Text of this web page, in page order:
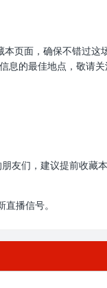
页面，确保不错过这
息的最佳地点，敬请关
友们，建议提前收藏
播信号。